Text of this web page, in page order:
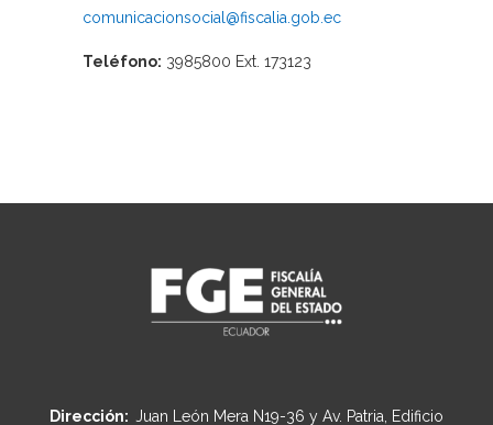
comunicacionsocial@fiscalia.gob.ec
Teléfono: 3985800 Ext. 173123
Dirección: Juan León Mera N19-36 y Av. Patria, Edificio